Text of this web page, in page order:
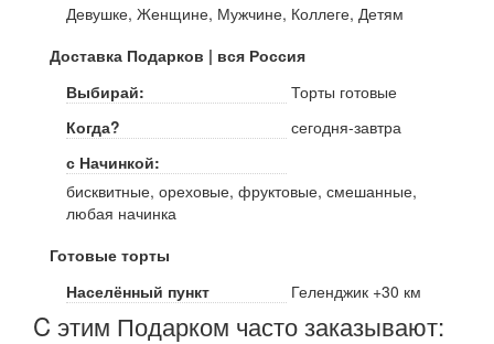
Девушке, Женщине, Мужчине, Коллеге, Детям
Доставка Подарков | вся Россия
Выбирай:
Торты готовые
Когда?
сегодня-завтра
с Начинкой:
бисквитные, ореховые, фруктовые, смешанные,
любая начинка
Готовые торты
Населённый пункт
Геленджик +30 км
C этим Подарком часто заказывают: